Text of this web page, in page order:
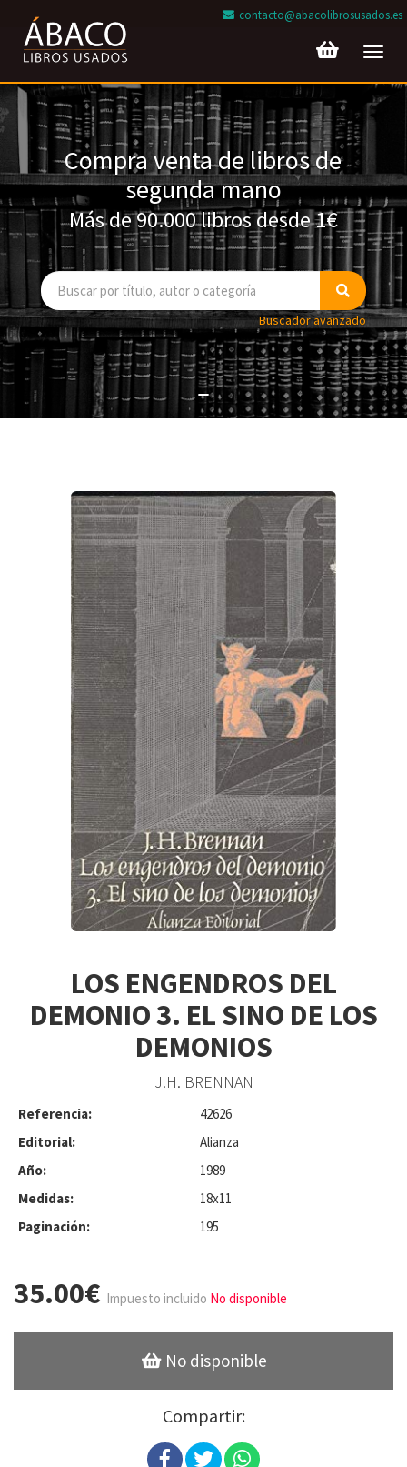
contacto@abacolibrosusados.es
Compra venta de libros de
segunda mano
Más de 90.000 libros desde 1€
Buscador avanzado
LOS ENGENDROS DEL
DEMONIO 3. EL SINO DE LOS
DEMONIOS
J.H. BRENNAN
Referencia:
42626
Editorial:
Alianza
Año:
1989
Medidas:
18x11
Paginación:
195
35.00€ Impuesto incluido No disponible
No disponible
Compartir: